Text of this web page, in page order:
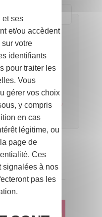
un
conçu ?
de naissance,
ICI
et ses
et/ou accèdent
votre
identifiants
pour traiter les
Vous
gérer vos choix
y compris
en cas
légitime, ou
page de
Ces
signalées à nos
pas les